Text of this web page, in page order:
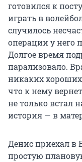
готовился к
играть в
случилось
операции у него
Долгое время
парализовало.
никаких хороших
что к нему
не только встал
история — в
Денис приехал в
простую